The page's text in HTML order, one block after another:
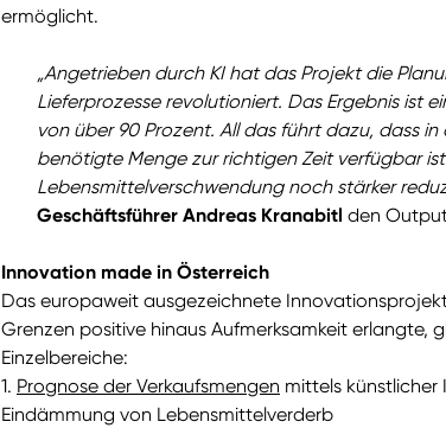
ermöglicht.
„Angetrieben durch KI hat das Projekt die
Lieferprozesse revolutioniert. Das Ergebnis ist
von über 90 Prozent. All das führt dazu, dass
benötigte Menge zur richtigen Zeit verfügbar
Lebensmittelverschwendung noch stärker
Geschäftsführer Andreas Kranabitl den
Innovation made in Österreich
Das europaweit ausgezeichnete
Grenzen positive hinaus Aufmerksamkeit erlangte,
Einzelbereiche:
1. Prognose der Verkaufsmengen mittels
Eindämmung von Lebensmittelverderb